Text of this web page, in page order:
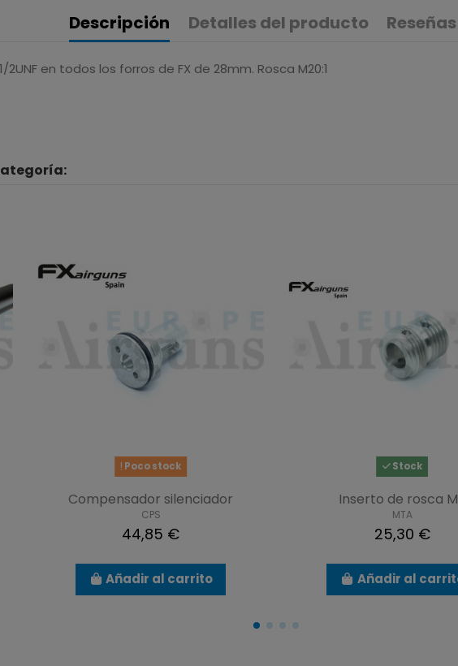
Descripción Detalles del producto Reseñas
en todos los forros de FX de 28mm. Rosca M20:1
Poco stock
Compensador silenciador
CPS
44,85 €
Añadir al carrito
Stock
Inserto de rosca
MTA
25,30 €
Añadir al